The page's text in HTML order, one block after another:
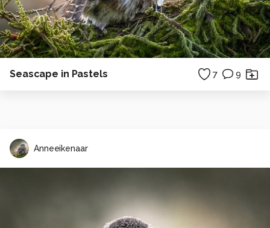
Seascape in Pastels 7 9
Anneeikenaar